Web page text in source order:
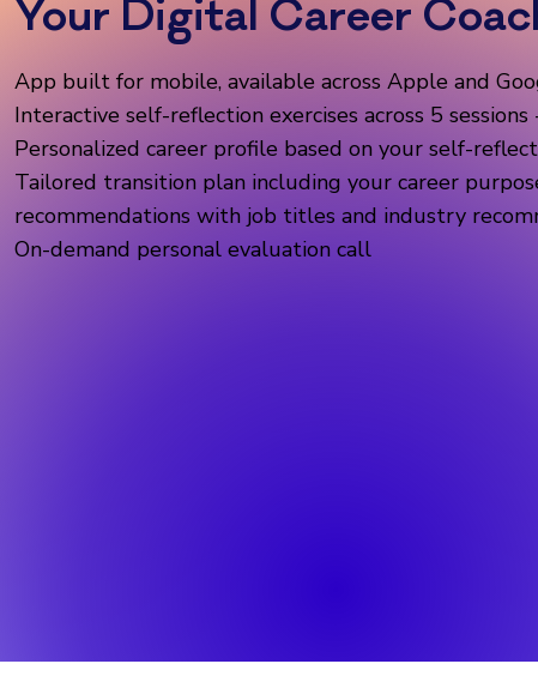
Your Digital Career
App built for mobile, available across Apple and
Interactive self-reflection exercises across 5
Personalized career profile based on your self-
Tailored transition plan including your career
recommendations with job titles and industry
On-demand personal evaluation call